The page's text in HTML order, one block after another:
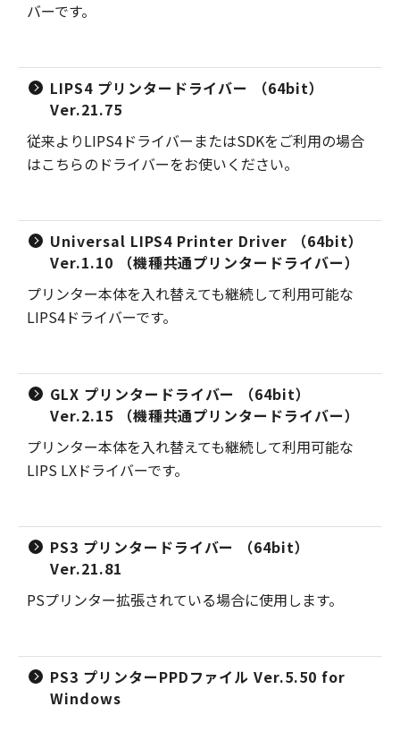
バーです。
LIPS4 プリンタードライバー （64bit）
Ver.21.75
従来よりLIPS4ドライバーまたはSDKをご利用の場合
はこちらのドライバーをお使いください。
Universal LIPS4 Printer Driver （64bit）
Ver.1.10 （機種共通プリンタードライバー）
プリンター本体を入れ替えても継続して利用可能な
LIPS4ドライバーです。
GLX プリンタードライバー （64bit）
Ver.2.15 （機種共通プリンタードライバー）
プリンター本体を入れ替えても継続して利用可能な
LIPS LXドライバーです。
PS3 プリンタードライバー （64bit）
Ver.21.81
PSプリンター拡張されている場合に使用します。
PS3 プリンターPPDファイル Ver.5.50 for
Windows